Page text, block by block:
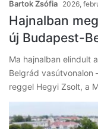
Bartok Zsófia 2026,
Hajnalban
új Budapest-
Ma hajnalban elindult
Belgrád vasútvonalon
reggel Hegyi Zsolt, a